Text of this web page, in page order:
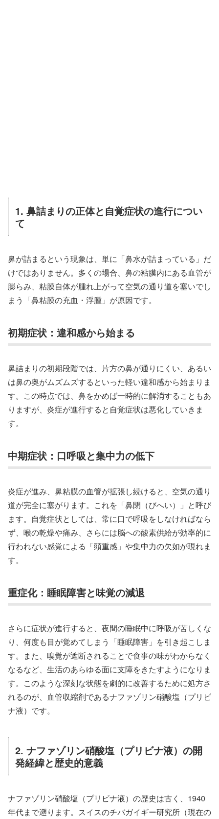
1. 鼻詰まりの正体と自覚症状の進行につい
て
鼻が詰まるという現象は、単に「鼻水が詰まっている」だ
けではありません。多くの場合、鼻の粘膜内にある血管が
膨らみ、粘膜自体が腫れ上がって空気の通り道を塞いでし
まう「鼻粘膜の充血・浮腫」が原因です。
初期症状：違和感から始まる
鼻詰まりの初期段階では、片方の鼻が通りにくい、あるい
は鼻の奥がムズムズするといった軽い違和感から始まりま
す。この時点では、鼻をかめば一時的に解消することもあ
りますが、炎症が進行すると自覚症状は悪化していきま
す。
中期症状：口呼吸と集中力の低下
炎症が進み、鼻粘膜の血管が拡張し続けると、空気の通り
道が完全に塞がります。これを「鼻閉（びへい）」と呼び
ます。自覚症状としては、常に口で呼吸をしなければなら
ず、喉の乾燥や痛み、さらには脳への酸素供給が効率的に
行われない感覚による「頭重感」や集中力の欠如が現れま
す。
重症化：睡眠障害と味覚の減退
さらに症状が進行すると、夜間の睡眠中に呼吸が苦しくな
り、何度も目が覚めてしまう「睡眠障害」を引き起こしま
す。また、嗅覚が遮断されることで食事の味がわからなく
なるなど、生活のあらゆる面に支障をきたすようになりま
す。このような深刻な状態を劇的に改善するために処方さ
れるのが、血管収縮剤であるナファゾリン硝酸塩（プリビ
ナ液）です。
2. ナファゾリン硝酸塩（プリビナ液）の開
発経緯と歴史的意義
ナファゾリン硝酸塩（プリビナ液）の歴史は古く、1940
年代まで遡ります。スイスのチバガイギー研究所（現在の